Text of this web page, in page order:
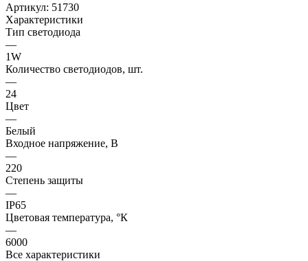
Артикул: 51730
Характеристики
Тип светодиода
—
1W
Количество светодиодов, шт.
—
24
Цвет
—
Белый
Входное напряжение, В
—
220
Степень защиты
—
IP65
Цветовая температура, °К
—
6000
Все характеристики